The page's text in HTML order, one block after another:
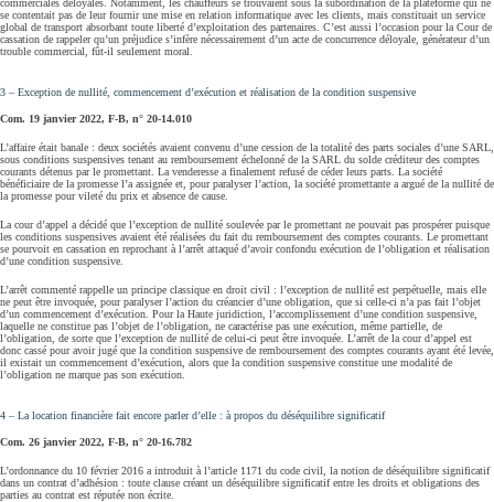
commerciales déloyales. Notamment, les chauffeurs se trouvaient sous la subordination de la plateforme qui ne
se contentait pas de leur fournir une mise en relation informatique avec les clients, mais constituait un service
global de transport absorbant toute liberté d’exploitation des partenaires. C’est aussi l’occasion pour la Cour de
cassation de rappeler qu’un préjudice s’infère nécessairement d’un acte de concurrence déloyale, générateur d’un
trouble commercial, fût-il seulement moral.
3 – Exception de nullité, commencement d’exécution et réalisation de la condition suspensive
Com. 19 janvier 2022, F‑B, n° 20‑14.010
L’affaire était banale : deux sociétés avaient convenu d’une cession de la totalité des parts sociales d’une SARL,
sous conditions suspensives tenant au remboursement échelonné de la SARL du solde créditeur des comptes
courants détenus par le promettant. La venderesse a finalement refusé de céder leurs parts. La société
bénéficiaire de la promesse l’a assignée et, pour paralyser l’action, la société promettante a argué de la nullité de
la promesse pour vileté du prix et absence de cause.
La cour d’appel a décidé que l’exception de nullité soulevée par le promettant ne pouvait pas prospérer puisque
les conditions suspensives avaient été réalisées du fait du remboursement des comptes courants. Le promettant
se pourvoit en cassation en reprochant à l’arrêt attaqué d’avoir confondu exécution de l’obligation et réalisation
d’une condition suspensive.
L’arrêt commenté rappelle un principe classique en droit civil : l’exception de nullité est perpétuelle, mais elle
ne peut être invoquée, pour paralyser l’action du créancier d’une obligation, que si celle‑ci n’a pas fait l’objet
d’un commencement d’exécution. Pour la Haute juridiction, l’accomplissement d’une condition suspensive,
laquelle ne constitue pas l’objet de l’obligation, ne caractérise pas une exécution, même partielle, de
l’obligation, de sorte que l’exception de nullité de celui-ci peut être invoquée. L’arrêt de la cour d’appel est
donc cassé pour avoir jugé que la condition suspensive de remboursement des comptes courants ayant été levée,
il existait un commencement d’exécution, alors que la condition suspensive constitue une modalité de
l’obligation ne marque pas son exécution.
4 – La location financière fait encore parler d’elle : à propos du déséquilibre significatif
Com. 26 janvier 2022, F-B, n° 20-16.782
L’ordonnance du 10 février 2016 a introduit à l’article 1171 du code civil, la notion de déséquilibre significatif
dans un contrat d’adhésion : toute clause créant un déséquilibre significatif entre les droits et obligations des
parties au contrat est réputée non écrite.